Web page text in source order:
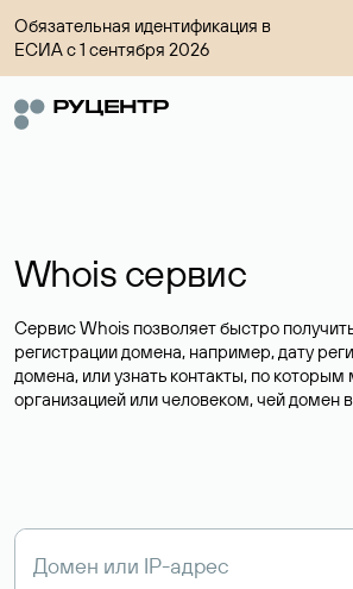
Обязательная идентификация в
ЕСИА с 1 сентября 2026
Whois сервис
Сервис Whois позволяет быстро
регистрации домена, например, дату
домена, или узнать контакты, по
организацией или человеком, чей домен